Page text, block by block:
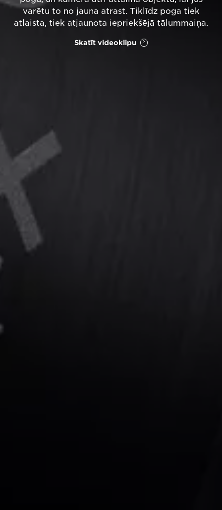
varētu to no jauna atrast. Tiklīdz poga tiek
atlaista, tiek atjaunota iepriekšējā tālummaiņa.
Skatīt videoklipu